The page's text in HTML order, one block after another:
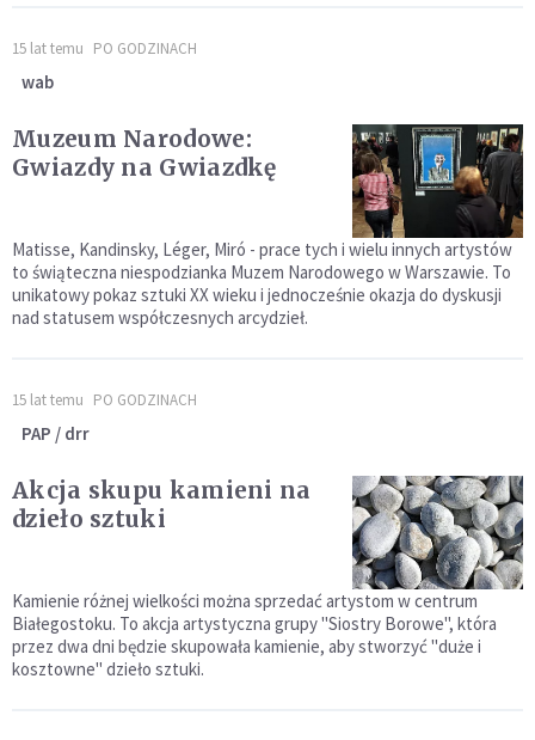
15 lat temu PO GODZINACH
wab
Muzeum Narodowe:
Gwiazdy na Gwiazdkę
Matisse, Kandinsky, Léger, Miró - prace tych i wielu innych artystów
to świąteczna niespodzianka Muzem Narodowego w Warszawie. To
unikatowy pokaz sztuki XX wieku i jednocześnie okazja do dyskusji
nad statusem współczesnych arcydzieł.
15 lat temu PO GODZINACH
PAP / drr
Akcja skupu kamieni na
dzieło sztuki
Kamienie różnej wielkości można sprzedać artystom w centrum
Białegostoku. To akcja artystyczna grupy "Siostry Borowe", która
przez dwa dni będzie skupowała kamienie, aby stworzyć "duże i
kosztowne" dzieło sztuki.